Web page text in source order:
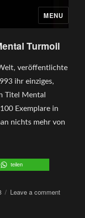
MENU
Turmoil
veröffentlichte
ihr einziges,
Titel Mental
Exemplare in
nichts mehr von
Thrombus –
teilen
Leave a commenton